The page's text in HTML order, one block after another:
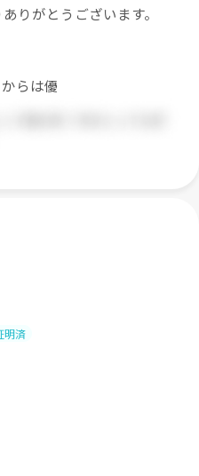
りがとうございます。
らは優
明済